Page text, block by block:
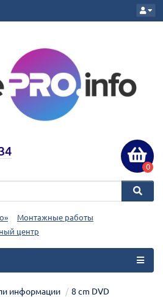
0
Монтажные работы
центр
информации
8 cm DVD